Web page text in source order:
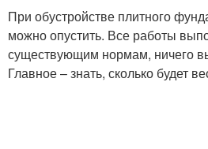
При обустройстве плитного
можно опустить. Все работы
существующим нормам, ничего
Главное – знать, сколько будет